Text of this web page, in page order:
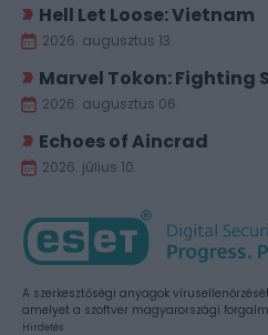
Hell Let Loose: Vietnam
2026. augusztus 13.
Marvel Tokon: Fighting
2026. augusztus 06.
Echoes of Aincrad
2026. július 10.
A szerkesztőségi anyagok
amelyet a szoftver magyarországi
Hirdetés